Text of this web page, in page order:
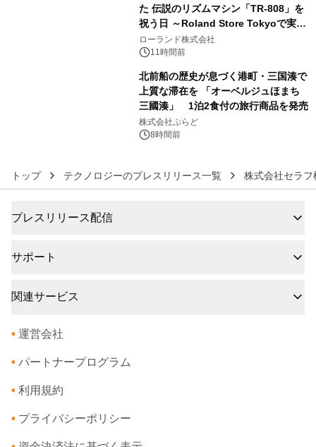
た 伝説のリズムマシン「TR-808」を
祝う日 ～Roland Store Tokyoで実機
を展示しての 記念キャンペーンを開
催 英国ラジオ「NTS」の 特別プログ
アーティストを フィーチャーしたアニ
メーションを公開～
ローランド株式会社
11時間前
北前船の歴史が息づく港町・三国湊で
上質な滞在を 「オーベルジュほまち
三國湊」 1泊2食付の旅行商品を発売
株式会社ぷらど
8時間前
トップ テクノロジーのプレスリリース一覧 株式会社セラフ
プレスリリース配信
サポート
関連サービス
• 運営会社
• パートナープログラム
• 利用規約
• プライバシーポリシー